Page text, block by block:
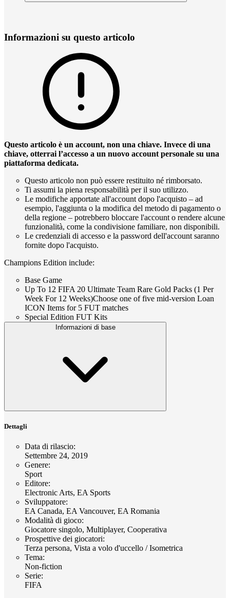
Informazioni su questo articolo
Questo articolo è un account, non una chiave. Invece di una
chiave, otterrai l’accesso a un nuovo account personale su una
piattaforma dedicata.
Questo articolo non può essere restituito né rimborsato.
Ti assumi la piena responsabilità per il suo utilizzo.
Le modifiche apportate all'account dopo l'acquisto – ad
esempio, l'aggiunta o la modifica del metodo di pagamento o
della regione – potrebbero bloccare l'account o rendere alcune
funzionalità, come la condivisione familiare, non disponibili.
Le credenziali di accesso e la password dell'account saranno
fornite dopo l'acquisto.
Champions Edition include:
Base Game
Up To 12 FIFA 20 Ultimate Team Rare Gold Packs (1 Per
Week For 12 Weeks)Choose one of five mid-version Loan
ICON Items for 5 FUT matches
Special Edition FUT Kits
Informazioni di base
Dettagli
Data di rilascio:
Settembre 24, 2019
Genere:
Sport
Editore:
Electronic Arts, EA Sports
Sviluppatore:
EA Canada, EA Vancouver, EA Romania
Modalità di gioco:
Giocatore singolo, Multiplayer, Cooperativa
Prospettive dei giocatori:
Terza persona, Vista a volo d'uccello / Isometrica
Tema:
Non-fiction
Serie:
FIFA